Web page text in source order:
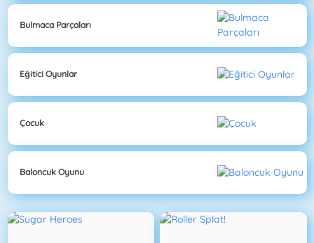
Bulmaca Parçaları
Eğitici Oyunlar
Çocuk
Baloncuk Oyunu